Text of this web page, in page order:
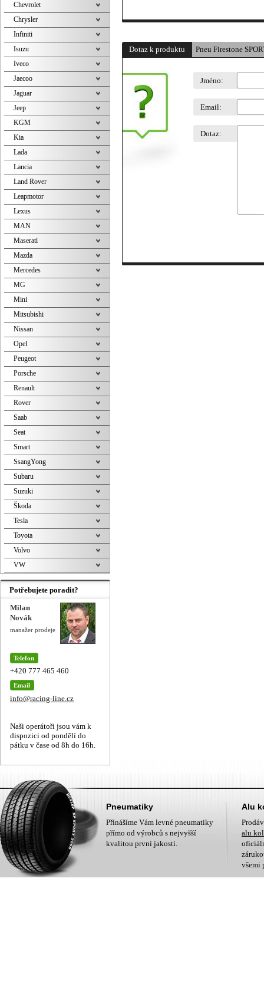
Dotaz k produktu Pneu Firestone
Jméno:
Email:
Dotaz:
Chevrolet
Chrysler
Infiniti
Isuzu
Iveco
Jaecoo
Jaguar
Jeep
KGM
Kia
Lada
Lancia
Land Rover
Leapmotor
Lexus
MAN
Maserati
Mazda
Mercedes
MG
Mini
Mitsubishi
Nissan
Opel
Peugeot
Porsche
Renault
Rover
Saab
Seat
Smart
SsangYong
Subaru
Suzuki
Škoda
Tesla
Toyota
Volvo
VW
Potřebujete poradit?
Milan
Novák
manažer prodeje
Telefon
+420 777 465 460
Email
info@racing-line.cz
Naši operátoři jsou vám k
dispozici od pondělí do
pátku v čase od 8h do 16h.
Pneumatiky
Přínášíme Vám levné pneumatiky
přímo od výrobců s nejvyšší
kvalitou první jakosti.
Alu
alu
všemi